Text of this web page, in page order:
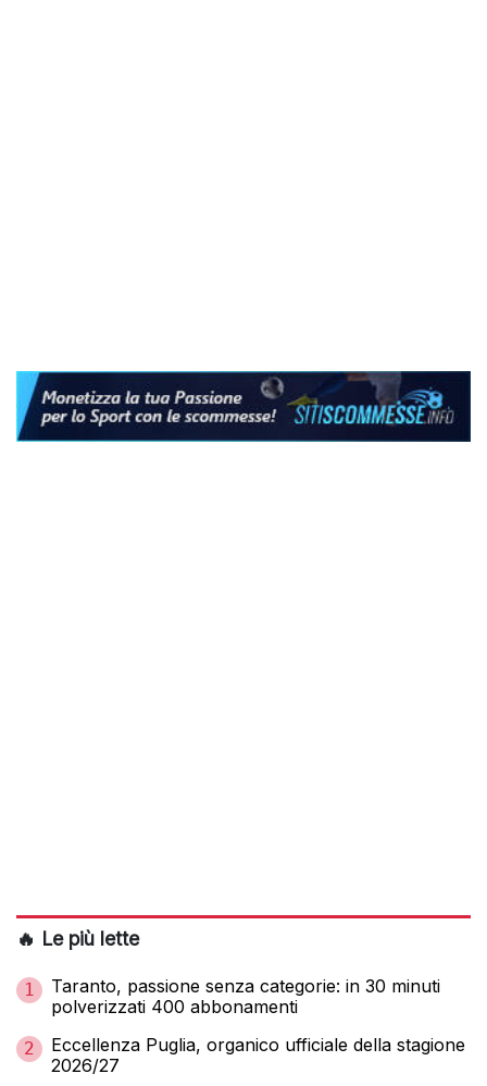
🔥 Le più lette
1
Taranto, passione senza categorie: in 30 minuti
polverizzati 400 abbonamenti
2
Eccellenza Puglia, organico ufficiale della stagione
2026/27